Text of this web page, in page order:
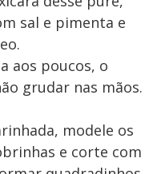
sal e pimenta e
aos poucos, o
grudar nas mãos.
modele os
e corte com